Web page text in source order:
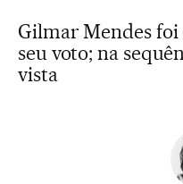
Gilmar Mendes
seu voto; na
vista